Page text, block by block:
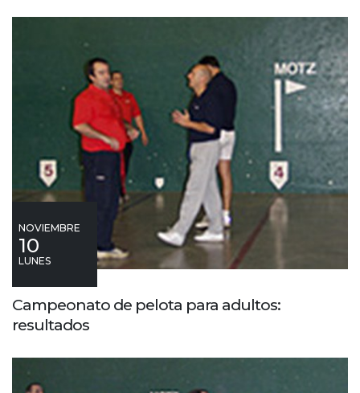
NOVIEMBRE
10
LUNES
Campeonato de pelota para adultos:
resultados